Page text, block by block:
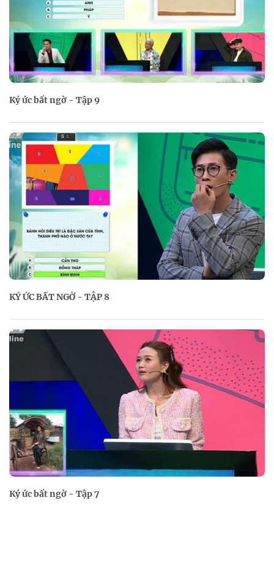
Ký ức bất ngờ - Tập 9
KÝ ỨC BẤT NGỜ - TẬP 8
Ký ức bất ngờ - Tập 7